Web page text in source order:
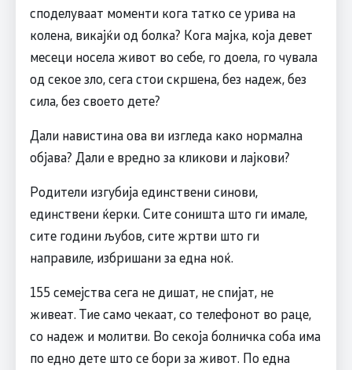
споделуваат моменти кога татко се урива на
колена, викајќи од болка? Кога мајка, која девет
месеци носела живот во себе, го доела, го чувала
од секое зло, сега стои скршена, без надеж, без
сила, без своето дете?
Дали навистина ова ви изгледа како нормална
објава? Дали е вредно за кликови и лајкови?
Родители изгубија единствени синови,
единствени ќерки. Сите соништа што ги имале,
сите години љубов, сите жртви што ги
направиле, избришани за една ноќ.
155 семејства сега не дишат, не спијат, не
живеат. Тие само чекаат, со телефонот во раце,
со надеж и молитви. Во секоја болничка соба има
по едно дете што се бори за живот. По една